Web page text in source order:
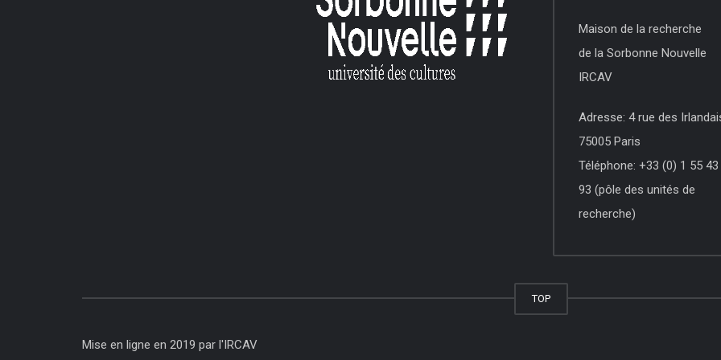
Maison de la recherche
de la Sorbonne Nouvelle
IRCAV
Adresse: 4 rue des
75005 Paris
Téléphone: +33 (0) 1 55 43
93 (pôle des unités de
recherche)
TOP
Mise en ligne en 2019 par l'IRCAV